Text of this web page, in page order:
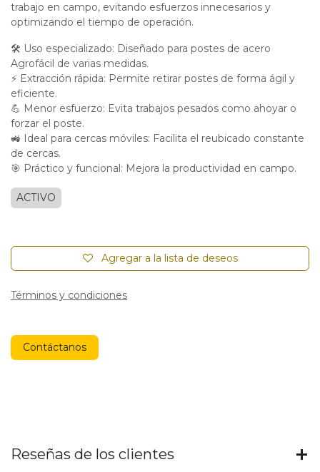
trabajo en campo, evitando esfuerzos innecesarios y
optimizando el tiempo de operación.
🛠 Uso especializado: Diseñado para postes de acero
Agrofácil de varias medidas.
⚡ Extracción rápida: Permite retirar postes de forma ágil y
eficiente.
💪 Menor esfuerzo: Evita trabajos pesados como ahoyar o
forzar el poste.
🚜 Ideal para cercas móviles: Facilita el reubicado constante
de cercas.
🎯 Práctico y funcional: Mejora la productividad en campo.
ACTIVO
Agregar a la lista de deseos
Términos y condiciones
Contáctanos
Reseñas de los clientes